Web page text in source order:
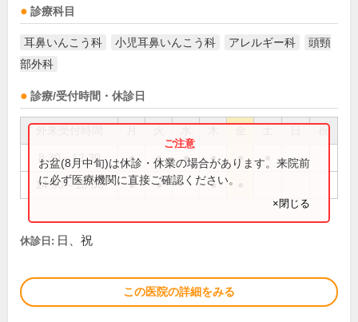
診療科目
耳鼻いんこう科 小児耳鼻いんこう科 アレルギー科
頭頸
部外科
診療/受付時間・休診日
祝
8:30～12:30 ● ● ● ● ●
14:30～18:00 ● ● ●
お盆(8月中旬)は休診・休業の場合があります。来院前
に必ず医療機関に直接ご確認ください。
×閉じる
休診日: 日、祝
この医院の詳細をみる